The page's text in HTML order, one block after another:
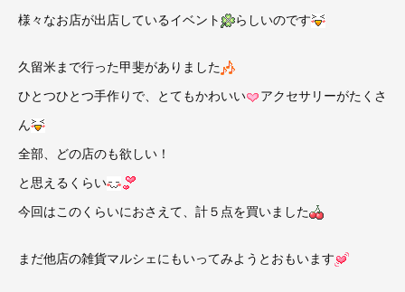
様々なお店が出店しているイベント
らしいのです
久留米まで行った甲斐がありました
ひとつひとつ手作りで、とてもかわいい
アクセサリーがたくさ
ん
全部、どの店のも欲しい！
と思えるくらい
今回はこのくらいにおさえて、計５点を買いました
まだ他店の雑貨マルシェにもいってみようとおもいます